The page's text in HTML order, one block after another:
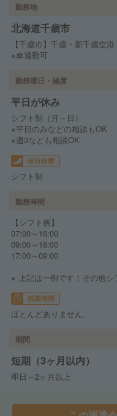
勤務地
北海道千歳市
【千歳市】千歳・新千歳空
※車通勤可
勤務曜日・頻度
平日が休み
シフト制（月～日）
※平日のみなどの相談もOK
※週3なども相談OK
休日休暇
シフト制
勤務時間
【シフト例】
07:00～16:00
09:00～18:00
17:00～09:00
※ 上記は一例です！その他シ
残業時間
ほとんどありません。
期間
短期（3ヶ月以内）
即日～2ヶ月以上